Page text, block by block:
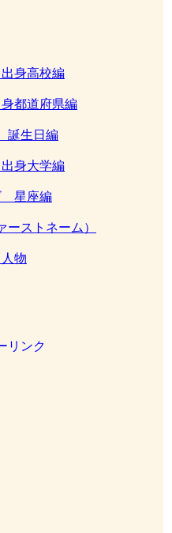
身高校編
都道府県編
誕生日編
身大学編
星座編
ーストネーム）
物
リンク